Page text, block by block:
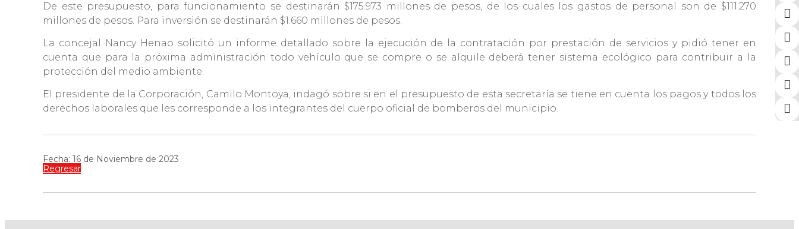
De este presupuesto, para funcionamiento se destinarán $175.973 millones de pesos, de los cuales los gastos de personal son de $111.270
millones de pesos. Para inversión se destinarán $1.660 millones de pesos.
La concejal Nancy Henao solicitó un informe detallado sobre la ejecución de la contratación por prestación de servicios y pidió tener en
cuenta que para la próxima administración todo vehículo que se compre o se alquile deberá tener sistema ecológico para contribuir a la
protección del medio ambiente.
El presidente de la Corporación, Camilo Montoya, indagó sobre si en el presupuesto de esta secretaría se tiene en cuenta los pagos y todos los
derechos laborales que les corresponde a los integrantes del cuerpo oficial de bomberos del municipio.
Fecha: 16 de Noviembre de 2023
Regresar